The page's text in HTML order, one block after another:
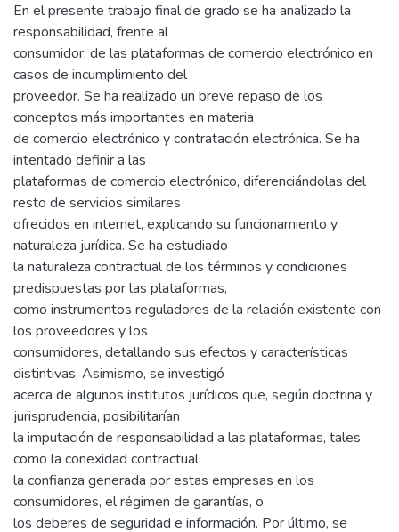
En el presente trabajo final de grado se ha analizado la
responsabilidad, frente al
consumidor, de las plataformas de comercio electrónico en
casos de incumplimiento del
proveedor. Se ha realizado un breve repaso de los
conceptos más importantes en materia
de comercio electrónico y contratación electrónica. Se ha
intentado definir a las
plataformas de comercio electrónico, diferenciándolas del
resto de servicios similares
ofrecidos en internet, explicando su funcionamiento y
naturaleza jurídica. Se ha estudiado
la naturaleza contractual de los términos y condiciones
predispuestas por las plataformas,
como instrumentos reguladores de la relación existente con
los proveedores y los
consumidores, detallando sus efectos y características
distintivas. Asimismo, se investigó
acerca de algunos institutos jurídicos que, según doctrina y
jurisprudencia, posibilitarían
la imputación de responsabilidad a las plataformas, tales
como la conexidad contractual,
la confianza generada por estas empresas en los
consumidores, el régimen de garantías, o
los deberes de seguridad e información. Por último, se